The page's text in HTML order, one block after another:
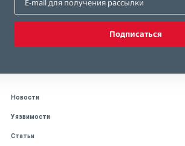
Подписаться
Новости
Уязвимости
Статьи